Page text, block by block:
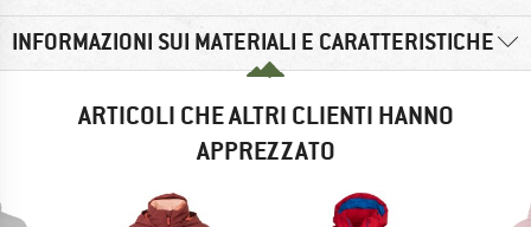
INFORMAZIONI SUI MATERIALI E CARATTERISTICHE
ARTICOLI CHE ALTRI CLIENTI HANNO
APPREZZATO